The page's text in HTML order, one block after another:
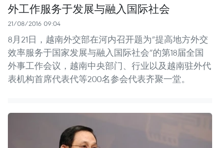
外工作服务于发展与融入国际社会
21/08/2016 09:04
8月21日，越南外交部在河内召开题为“提高地方外交
效率服务于国家发展与融入国际社会”的第18届全国
外事工作会议，越南中央部门、行业以及越南驻外代
表机构首席代表代等200名参会代表齐聚一堂。